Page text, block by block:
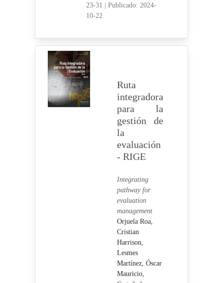
23-31
Publicado: 2024-
10-22
Ruta
integradora
para la
gestión de
la
evaluación
- RIGE
Integrating
pathway for
evaluation
management
Orjuela Roa,
Cristian
Harrison,
Lesmes
Martínez, Óscar
Mauricio,